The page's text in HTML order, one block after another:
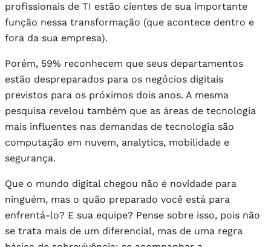
profissionais de TI estão cientes de sua importante
função nessa transformação (que acontece dentro e
fora da sua empresa).
Porém, 59% reconhecem que seus departamentos
estão despreparados para os negócios digitais
previstos para os próximos dois anos. A mesma
pesquisa revelou também que as áreas de tecnologia
mais influentes nas demandas de tecnologia são
computação em nuvem, analytics, mobilidade e
segurança.
Que o mundo digital chegou não é novidade para
ninguém, mas o quão preparado você está para
enfrentá-lo? E sua equipe? Pense sobre isso, pois não
se trata mais de um diferencial, mas de uma regra